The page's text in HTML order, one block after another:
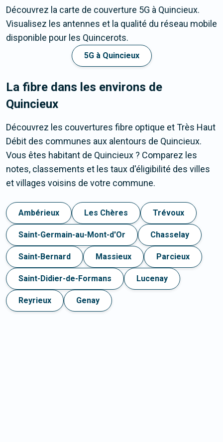
Découvrez la carte de couverture 5G à Quincieux.
Visualisez les antennes et la qualité du réseau mobile
disponible pour les Quincerots.
5G à Quincieux
La fibre dans les environs de
Quincieux
Découvrez les couvertures fibre optique et Très Haut
Débit des communes aux alentours de Quincieux.
Vous êtes habitant de Quincieux ? Comparez les
notes, classements et les taux d'éligibilité des villes
et villages voisins de votre commune.
Ambérieux Les Chères Trévoux
Saint-Germain-au-Mont-d'Or Chasselay
Saint-Bernard Massieux Parcieux
Saint-Didier-de-Formans Lucenay
Reyrieux Genay